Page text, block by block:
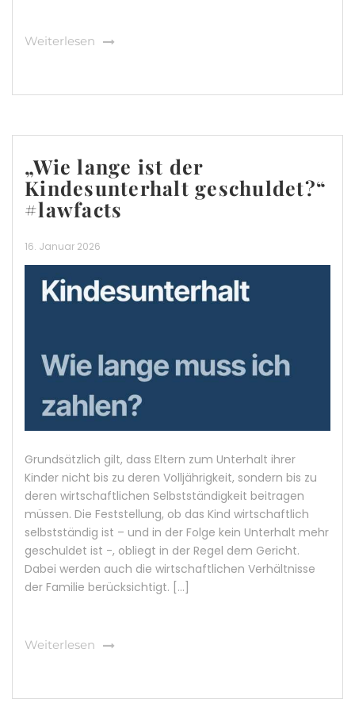
Weiterlesen
„Wie lange ist der
Kindesunterhalt geschuldet?“
#lawfacts
16. Januar 2026
Grundsätzlich gilt, dass Eltern zum Unterhalt ihrer
Kinder nicht bis zu deren Volljährigkeit, sondern bis zu
deren wirtschaftlichen Selbstständigkeit beitragen
müssen. Die Feststellung, ob das Kind wirtschaftlich
selbstständig ist – und in der Folge kein Unterhalt mehr
geschuldet ist -, obliegt in der Regel dem Gericht.
Dabei werden auch die wirtschaftlichen Verhältnisse
der Familie berücksichtigt. […]
Weiterlesen